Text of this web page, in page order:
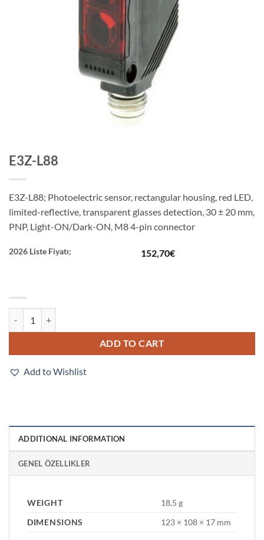
E3Z-L88
E3Z-L88; Photoelectric sensor, rectangular housing, red LED,
limited-reflective, transparent glasses detection, 30 ± 20 mm,
PNP, Light-ON/Dark-ON, M8 4-pin connector
2026 Liste Fiyatı; 152,70€
ADD TO CART
Add to Wishlist
ADDITIONAL INFORMATION
GENEL ÖZELLIKLER
WEIGHT
18,5 g
DIMENSIONS
123 × 108 × 17 mm